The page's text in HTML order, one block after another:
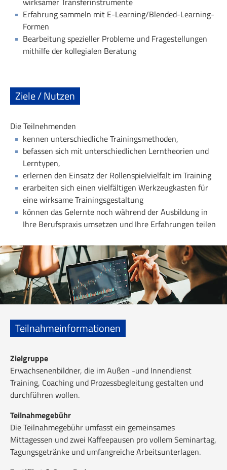
Erfahrung sammeln mit E-Learning/Blended-Learning-
Formen
Bearbeitung spezieller Probleme und Fragestellungen
mithilfe der kollegialen Beratung
Ziele / Nutzen
Die Teilnehmenden
kennen unterschiedliche Trainingsmethoden,
befassen sich mit unterschiedlichen Lerntheorien und
Lerntypen,
erlernen den Einsatz der Rollenspielvielfalt im Training
erarbeiten sich einen vielfältigen Werkzeugkasten für
eine wirksame Trainingsgestaltung
können das Gelernte noch während der Ausbildung in
Ihre Berufspraxis umsetzen und Ihre Erfahrungen teilen
Teilnahmeinformationen
Zielgruppe
Erwachsenenbildner, die im Außen -und Innendienst
Training, Coaching und Prozessbegleitung gestalten und
durchführen wollen.
Teilnahmegebühr
Die Teilnahmegebühr umfasst ein gemeinsames
Mittagessen und zwei Kaffeepausen pro vollem Seminartag,
Tagungsgetränke und umfangreiche Arbeitsunterlagen.